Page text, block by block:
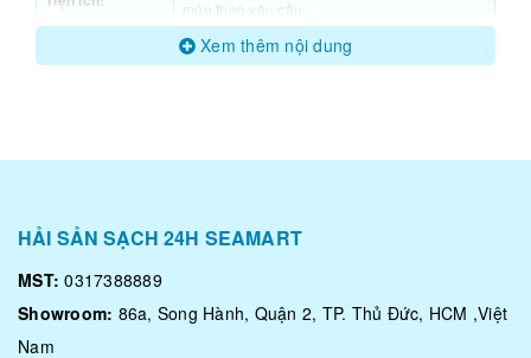
món theo yêu cầu.
y/c:
Nướng muối ớt, nấu lẩu ngót, hấp hành,
chiên giòn…
theo yêu cầu.
Xem thêm nội dung
HẢI SẢN SẠCH 24H SEAMART
MST: 0317388889
Showroom: 86a, Song Hành, Quận 2, TP. Thủ Đức, HCM ,Việt
Nam